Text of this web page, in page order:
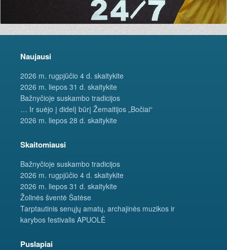
Naujausi
2026 m. rugpjūčio 4 d. skaitykite
2026 m. liepos 31 d. skaitykite
Bažnyčioje suskambo tradicijos
… Ir suėjo į didelį būrį Žemaitijos „Bočiai“
2026 m. liepos 28 d. skaitykite
Skaitomiausi
Bažnyčioje suskambo tradicijos
2026 m. rugpjūčio 4 d. skaitykite
2026 m. liepos 31 d. skaitykite
Žolinės šventė Šatėse
Tarptautinis senųjų amatų, archajinės muzikos ir
karybos festivalis APUOLĖ
Puslapiai